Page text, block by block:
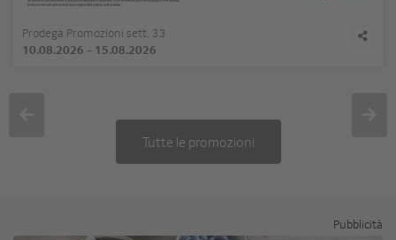
Prodega Promozioni sett. 33
10.08.2026 - 15.08.2026
Tutte le promozioni
Pubblicità